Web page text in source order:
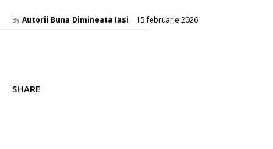
By Autorii Buna Dimineata Iasi 15 februarie 2026
SHARE